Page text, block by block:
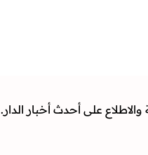
على أحدث أخبار الدار.